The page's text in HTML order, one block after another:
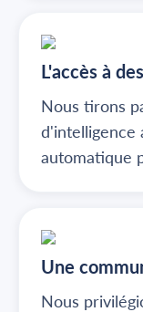
L'accès à
Nous tirons
d'intelligence
automatique
Une
Nous